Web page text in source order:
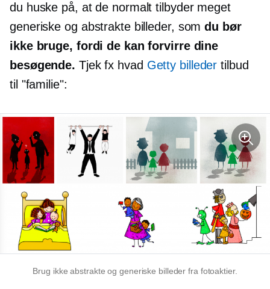
du huske på, at de normalt tilbyder meget
generiske og abstrakte billeder, somdu bør
ikke bruge, fordi de kan forvirre dine
besøgende. Tjek fx hvad Getty billeder tilbud
til "familie":
Brug ikke abstrakte og generiske billeder fra fotoaktier.